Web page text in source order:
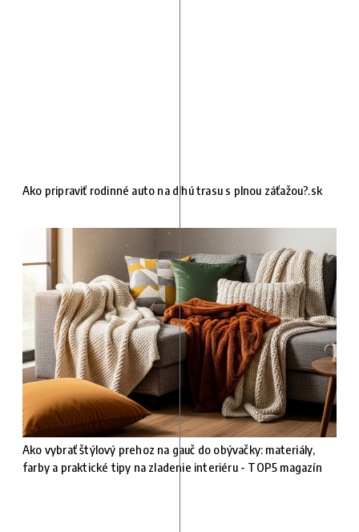
Ako pripraviť rodinné auto na dlhú trasu s plnou záťažou?.sk
Ako vybrať štýlový prehoz na gauč do obývačky: materiály,
farby a praktické tipy na zladenie interiéru - TOP5 magazín